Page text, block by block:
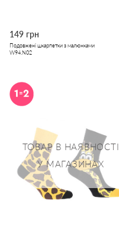
149 грн
Подовжені шкарпетки з малюнками
W94.N02
ТОВАР В НАЯВНОСТІ
У МАГАЗИНАХ